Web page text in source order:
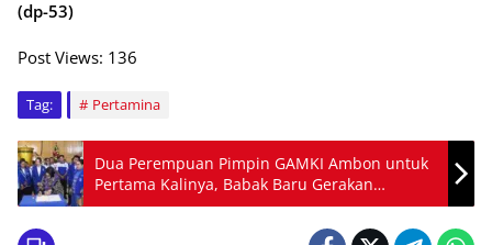
(dp-53)
Post Views: 136
Tag: Pertamina
Dua Perempuan Pimpin GAMKI Ambon untuk
Pertama Kalinya, Babak Baru Gerakan
Pemuda Gereja